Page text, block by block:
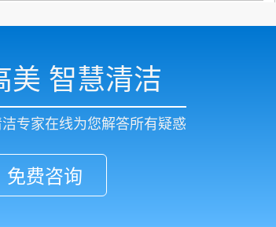
美 智慧清洁
专家在线为您解答所有疑惑
免费咨询